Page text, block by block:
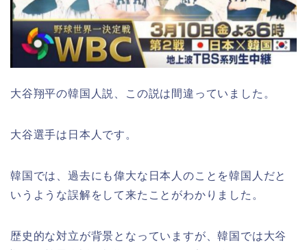
大谷翔平の韓国人説、この説は間違っていました。
大谷選手は日本人です。
韓国では、過去にも偉大な日本人のことを韓国人だと
いうような誤解をして来たことがわかりました。
歴史的な対立が背景となっていますが、韓国では大谷
ホーム